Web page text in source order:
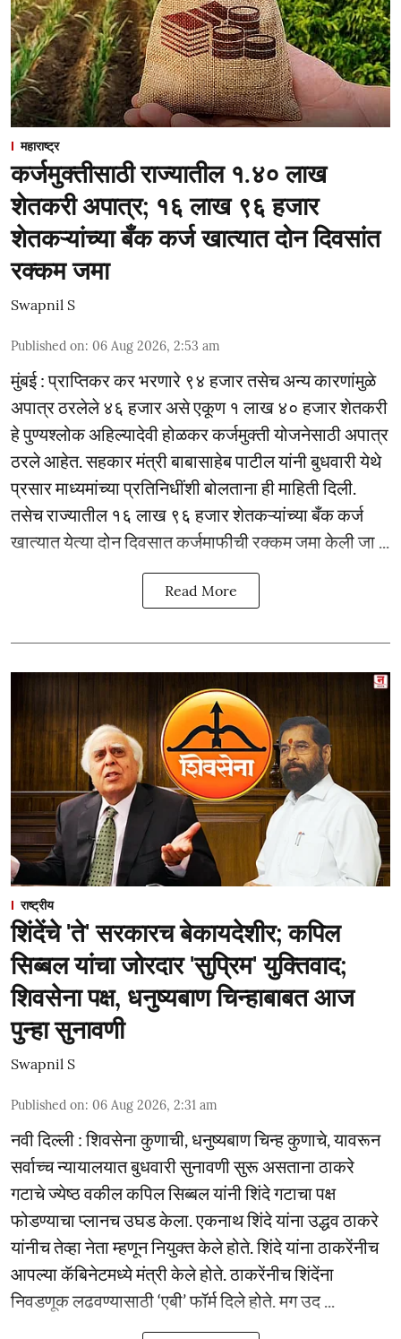
महाराष्ट्र
कर्जमुक्तीसाठी राज्यातील १.४० लाख
शेतकरी अपात्र; १६ लाख ९६ हजार
शेतकऱ्यांच्या बँक कर्ज खात्यात दोन दिवसांत
रक्कम जमा
Swapnil S
Published on: 06 Aug 2026, 2:53 am
मुंबई : प्राप्तिकर कर भरणारे ९४ हजार तसेच अन्य कारणांमुळे
अपात्र ठरलेले ४६ हजार असे एकूण १ लाख ४० हजार शेतकरी
हे पुण्यश्लोक अहिल्यादेवी होळकर कर्जमुक्ती योजनेसाठी अपात्र
ठरले आहेत. सहकार मंत्री बाबासाहेब पाटील यांनी बुधवारी येथे
प्रसार माध्यमांच्या प्रतिनिधींशी बोलताना ही माहिती दिली.
तसेच राज्यातील १६ लाख ९६ हजार शेतकऱ्यांच्या बँक कर्ज
खात्यात येत्या दोन दिवसात कर्जमाफीची रक्कम जमा केली जा ...
Read More
राष्ट्रीय
शिंदेंचे 'ते' सरकारच बेकायदेशीर; कपिल
सिब्बल यांचा जोरदार 'सुप्रिम' युक्तिवाद;
शिवसेना पक्ष, धनुष्यबाण चिन्हाबाबत आज
पुन्हा सुनावणी
Swapnil S
Published on: 06 Aug 2026, 2:31 am
नवी दिल्ली : शिवसेना कुणाची, धनुष्यबाण चिन्ह कुणाचे, यावरून
सर्वाच्च न्यायालयात बुधवारी सुनावणी सुरू असताना ठाकरे
गटाचे ज्येष्ठ वकील कपिल सिब्बल यांनी शिंदे गटाचा पक्ष
फोडण्याचा प्लानच उघड केला. एकनाथ शिंदे यांना उद्धव ठाकरे
यांनीच तेव्हा नेता म्हणून नियुक्त केले होते. शिंदे यांना ठाकरेंनीच
आपल्या कॅबिनेटमध्ये मंत्री केले होते. ठाकरेंनीच शिंदेंना
निवडणूक लढवण्यासाठी ‘एबी’ फॉर्म दिले होते. मग उद ...